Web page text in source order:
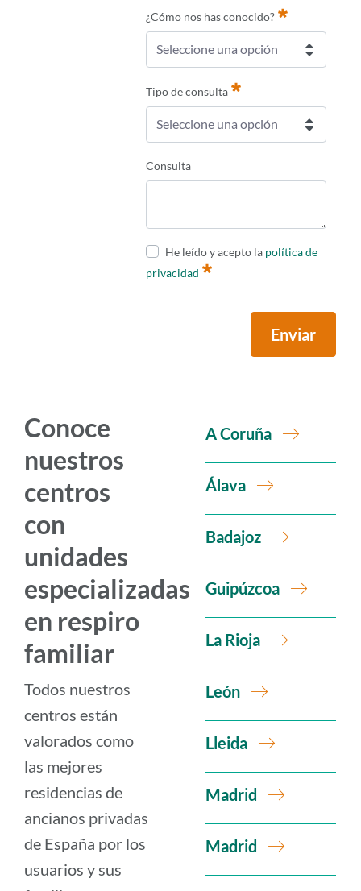
¿Cómo nos has conocido?
Seleccione una opción
Tipo de consulta
Seleccione una opción
Consulta
He leído y acepto la política de
privacidad
Enviar
Conoce
nuestros
centros
con
unidades
especializadas
en respiro
familiar
Todos nuestros
centros están
valorados como
las mejores
residencias de
ancianos privadas
de España por los
usuarios y sus
A Coruña
Álava
Badajoz
Guipúzcoa
La Rioja
León
Lleida
Madrid
Madrid